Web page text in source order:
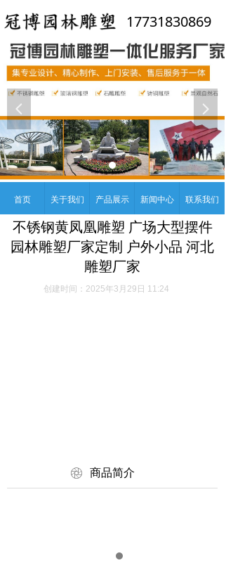
넳 넲
17731830869
不锈钢黄凤凰雕塑 广场大型摆件
园林雕塑厂家定制 户外小品 河北
雕塑厂家
商品简介
创建时间： 2025年3月29日 11:24
ꁵ
首页 关于我们 产品展示 新闻中心 联系我们